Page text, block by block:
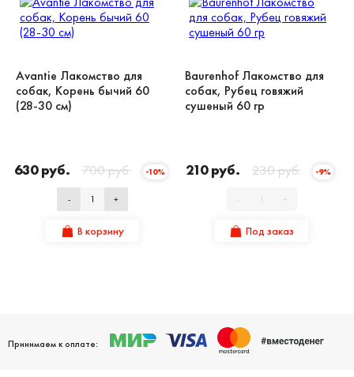
Avantie Лакомство для
собак, Корень бычий 60
(28-30 см)
630 руб. 700 руб. -10%
- +
В корзину
Baurenhof Лакомство для
собак, Рубец говяжий
сушеный 60 гр
210 руб. 230 руб. -9%
- +
Под заказ
Принимаем к оплате: